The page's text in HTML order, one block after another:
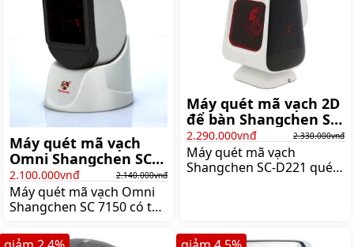
Máy quét mã vạch
Omni Shangchen SC
7150
2.100.000vnđ 2.140.000vnđ
Máy quét mã vạch Omni
Shangchen SC 7150 có thể
chuẩn 1d, bao gồm GS1
Máy quét mã vạch 2D
để bàn Shangchen SC-
D221 (có dây)
2.290.000vnđ 2.330.000vnđ
Máy quét mã vạch
Shangchen SC-D221 quét
mã thanh toán MoMo,